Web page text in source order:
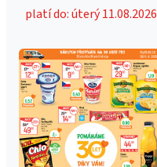
platí do: úterý 11.08.2026